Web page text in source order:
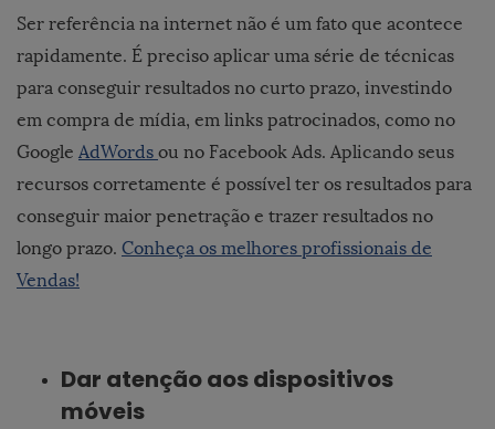
Ser referência na internet não é um fato que acontece
rapidamente. É preciso aplicar uma série de técnicas
para conseguir resultados no curto prazo, investindo
em compra de mídia, em links patrocinados, como no
Google AdWords ou no Facebook Ads. Aplicando seus
recursos corretamente é possível ter os resultados para
conseguir maior penetração e trazer resultados no
longo prazo. Conheça os melhores profissionais de
Vendas!
Dar atenção aos dispositivos
móveis